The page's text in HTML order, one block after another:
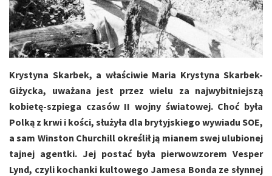
Krystyna Skarbek, a właściwie Maria Krystyna Skarbek-
Giżycka, uważana jest przez wielu za najwybitniejszą
kobietę-szpiega czasów II wojny światowej. Choć była
Polką z krwi i kości, służyła dla brytyjskiego wywiadu SOE,
a sam Winston Churchill określił ją mianem swej ulubionej
tajnej agentki. Jej postać była pierwowzorem Vesper
Lynd, czyli kochanki kultowego Jamesa Bonda ze słynnej